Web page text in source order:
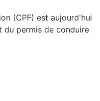
(CPF) est aujourd'hui
du permis de conduire